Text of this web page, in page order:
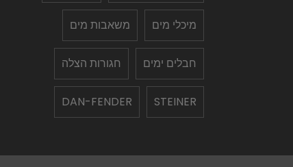
מיכלי מים משאבות מים
חבלים ימים חגורות הצלה
STEINER
DAN-FENDER